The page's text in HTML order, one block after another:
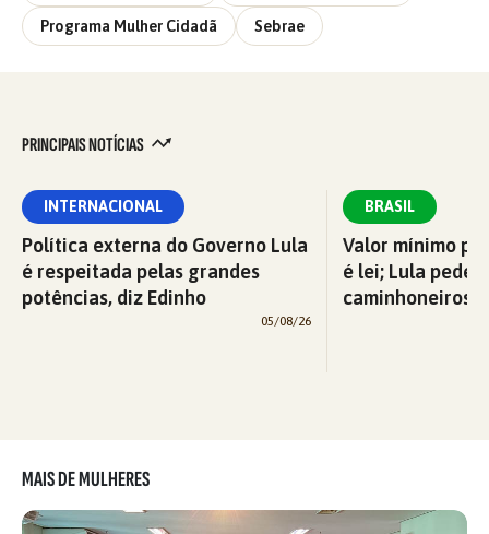
Programa Mulher Cidadã Sebrae
PRINCIPAIS NOTÍCIAS
INTERNACIONAL
Política externa do Governo Lula
é respeitada pelas grandes
potências, diz Edinho
05/08/26
BRASIL
Valor mínimo
é lei; Lula pede
caminhoneiros
MAIS DE MULHERES